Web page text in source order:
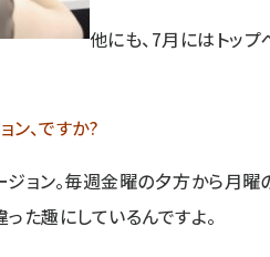
他にも、7月にはトッ
、ですか?
ョン。毎週金曜の夕方から月曜
た趣にしているんですよ。